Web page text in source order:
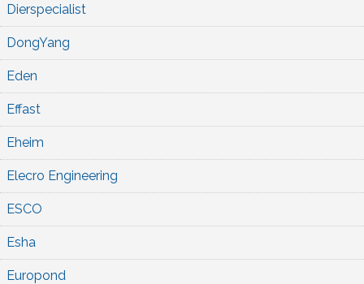
Dierspecialist
DongYang
Eden
Effast
Eheim
Elecro Engineering
ESCO
Esha
Europond